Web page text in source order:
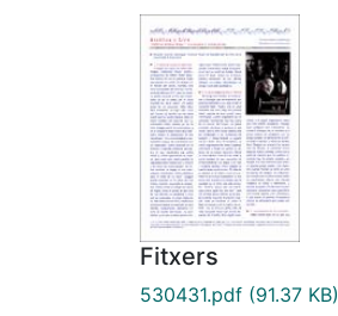
Fitxers
530431.pdf (91.37 KB)